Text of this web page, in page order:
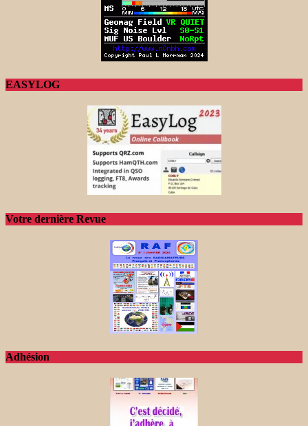
EASYLOG
Votre dernière Revue
Adhésion